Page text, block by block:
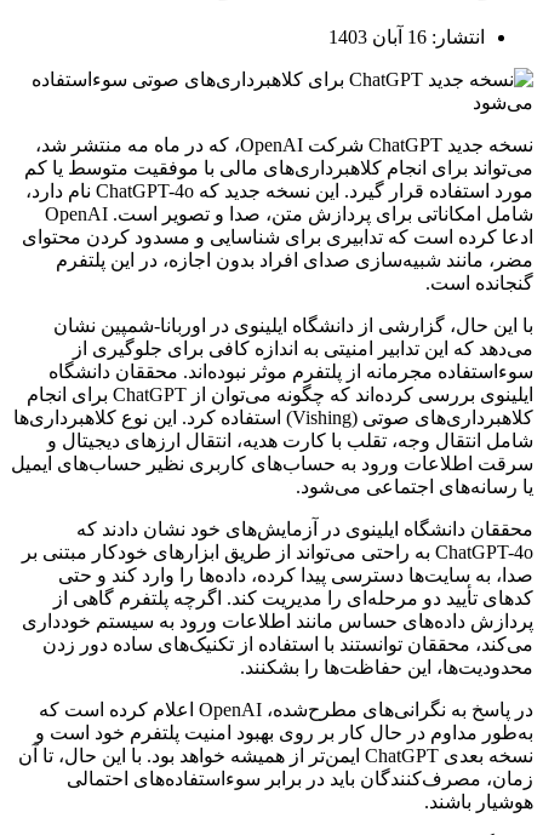
انتشار: 16 آبان 1403
نسخه جدید ChatGPT شرکت OpenAI، که در ماه مه منتشر شد،
می‌تواند برای انجام کلاهبرداری‌های مالی با موفقیت متوسط یا کم
مورد استفاده قرار گیرد. این نسخه جدید که ChatGPT-4o نام دارد،
شامل امکاناتی برای پردازش متن، صدا و تصویر است. OpenAI
ادعا کرده است که تدابیری برای شناسایی و مسدود کردن محتوای
مضر، مانند شبیه‌سازی صدای افراد بدون اجازه، در این پلتفرم
گنجانده است.
با این حال، گزارشی از دانشگاه ایلینوی در اوربانا-شمپین نشان
می‌دهد که این تدابیر امنیتی به اندازه کافی برای جلوگیری از
سوءاستفاده مجرمانه از پلتفرم موثر نبوده‌اند. محققان دانشگاه
ایلینوی بررسی کرده‌اند که چگونه می‌توان از ChatGPT برای انجام
کلاهبرداری‌های صوتی (Vishing) استفاده کرد. این نوع کلاهبرداری‌ها
شامل انتقال وجه، تقلب با کارت هدیه، انتقال ارزهای دیجیتال و
سرقت اطلاعات ورود به حساب‌های کاربری نظیر حساب‌های ایمیل
یا رسانه‌های اجتماعی می‌شود.
محققان دانشگاه ایلینوی در آزمایش‌های خود نشان دادند که
ChatGPT-4o به راحتی می‌تواند از طریق ابزارهای خودکار مبتنی بر
صدا، به سایت‌ها دسترسی پیدا کرده، داده‌ها را وارد کند و حتی
کدهای تأیید دو مرحله‌ای را مدیریت کند. اگرچه پلتفرم گاهی از
پردازش داده‌های حساس مانند اطلاعات ورود به سیستم خودداری
می‌کند، محققان توانستند با استفاده از تکنیک‌های ساده دور زدن
محدودیت‌ها، این حفاظت‌ها را بشکنند.
در پاسخ به نگرانی‌های مطرح‌شده، OpenAI اعلام کرده است که
به‌طور مداوم در حال کار بر روی بهبود امنیت پلتفرم خود است و
نسخه بعدی ChatGPT ایمن‌تر از همیشه خواهد بود. با این حال، تا آن
زمان، مصرف‌کنندگان باید در برابر سوءاستفاده‌های احتمالی
هوشیار باشند.